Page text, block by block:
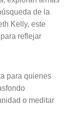
de la
Kelly, este
reflejar
para quienes
o meditar